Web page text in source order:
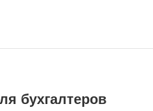
бухгалтеров